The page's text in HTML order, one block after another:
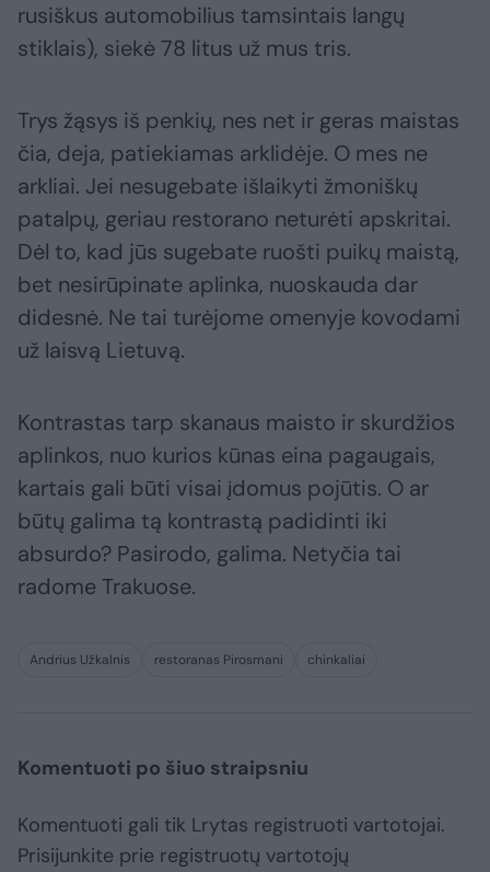
rusiškus automobilius tamsintais langų
stiklais), siekė 78 litus už mus tris.
Trys žąsys iš penkių, nes net ir geras maistas
čia, deja, patiekiamas arklidėje. O mes ne
arkliai. Jei nesugebate išlaikyti žmoniškų
patalpų, geriau restorano neturėti apskritai.
Dėl to, kad jūs sugebate ruošti puikų maistą,
bet nesirūpinate aplinka, nuoskauda dar
didesnė. Ne tai turėjome omenyje kovodami
už laisvą Lietuvą.
Kontrastas tarp skanaus maisto ir skurdžios
aplinkos, nuo kurios kūnas eina pagaugais,
kartais gali būti visai įdomus pojūtis. O ar
būtų galima tą kontrastą padidinti iki
absurdo? Pasirodo, galima. Netyčia tai
radome Trakuose.
Andrius Užkalnis restoranas Pirosmani chinkaliai
Komentuoti po šiuo straipsniu
Komentuoti gali tik Lrytas registruoti vartotojai.
Prisijunkite prie registruotų vartotojų